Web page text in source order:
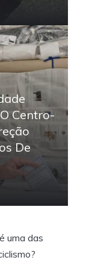
Centro-
De
uma das